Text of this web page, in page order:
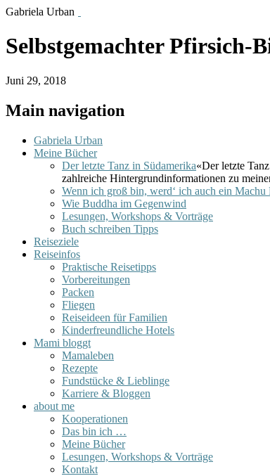
Gabriela Urban
Selbstgemachter Pfirsich-
Juni 29, 2018
Main navigation
Gabriela Urban
Meine Bücher
Der letzte Tanz in Südamerika«Der letzte
zahlreiche Hintergrundinformationen zu
Wenn ich groß bin, werd‘ ich auch ein Machu
Wie Buddha im Gegenwind
Lesungen, Workshops & Vorträge
Buch schreiben Tipps
Reiseziele
Reiseinfos
Praktische Reisetipps
Vorbereitungen
Packen
Fliegen
Reiseideen für Familien
Kinderfreundliche Hotels
Mami bloggt
Mamaleben
Rezepte
Fundstücke & Lieblinge
Karriere & Bloggen
about me
Kooperationen
Das bin ich …
Meine Bücher
Lesungen, Workshops & Vorträge
Kontakt